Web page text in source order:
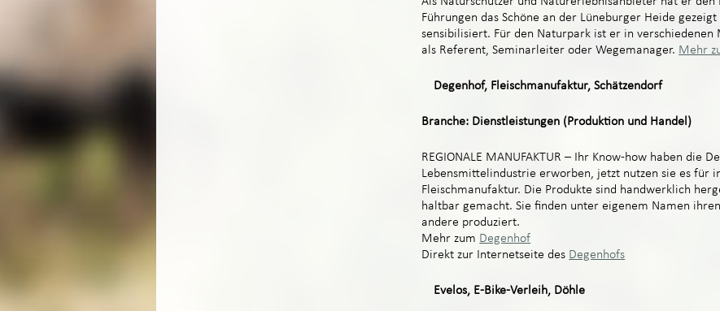
Führungen das Schöne an der Lüneburger Heide
sensibilisiert. Für den Naturpark ist er in verschiedenen
als Referent, Seminarleiter oder Wegemanager. Mehr
Degenhof, Fleischmanufaktur, Schätzendorf
Branche: Dienstleistungen (Produktion und Handel)
REGIONALE MANUFAKTUR – Ihr Know-how haben die
Lebensmittelindustrie erworben, jetzt nutzen sie es für
Fleischmanufaktur. Die Produkte sind handwerklich
haltbar gemacht. Sie finden unter eigenem Namen
andere produziert.
Mehr zum Degenhof
Direkt zur Internetseite des Degenhofs
Evelos, E-Bike-Verleih, Döhle